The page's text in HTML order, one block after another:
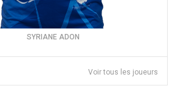
SYRIANE ADON
Voir tous les joueurs